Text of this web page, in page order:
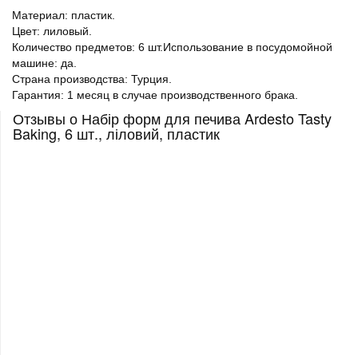
Материал: пластик.
Цвет: лиловый.
Количество предметов: 6 шт.Использование в посудомойной
машине: да.
Страна производства: Турция.
Гарантия: 1 месяц в случае производственного брака.
Отзывы о Набір форм для печива Ardesto Tasty
Baking, 6 шт., ліловий, пластик